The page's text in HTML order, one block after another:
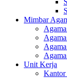
Mimbar
Unit Kerja
Kantor